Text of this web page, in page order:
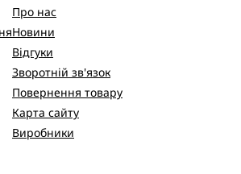
Про нас
Новини
Відгуки
Зворотній зв'язок
Повернення товару
Карта сайту
Виробники